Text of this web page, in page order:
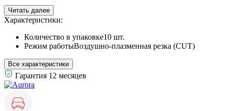
Читать далее
Характеристики:
Количество в упаковке10 шт.
Режим работыВоздушно-плазменная резка (CUT)
Все характеристики
Гарантия 12 месяцев